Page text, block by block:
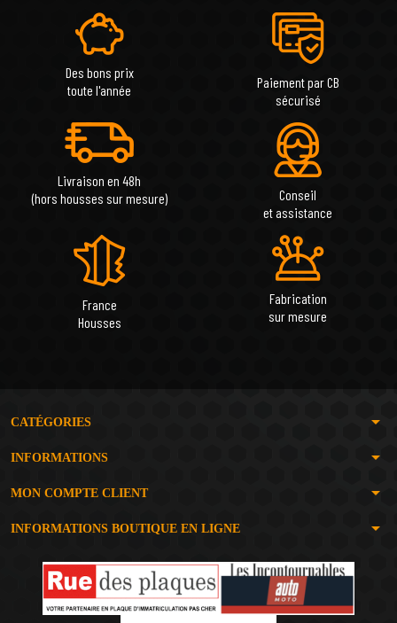
Des bons prix
toute l'année
Paiement par CB
sécurisé
Livraison en 48h
(hors housses sur mesure)
Conseil
et assistance
France
Housses
Fabrication
sur mesure
CATÉGORIES arrow_drop_down
INFORMATIONS arrow_drop_down
MON COMPTE CLIENT arrow_drop_down
INFORMATIONS BOUTIQUE EN LIGNE arrow_drop_down